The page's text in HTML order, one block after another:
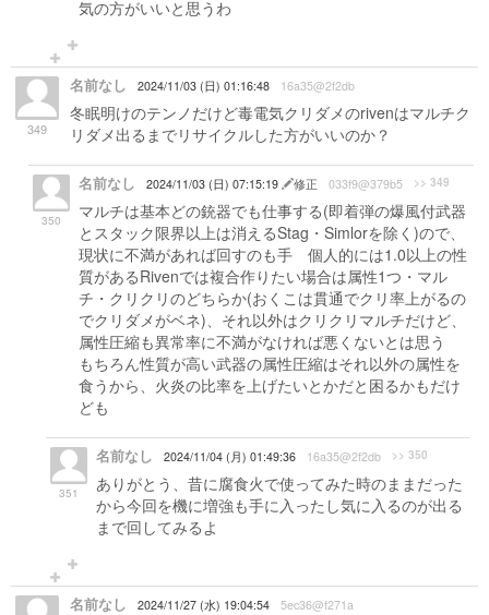
気の方がいいと思うわ
349
名前なし 2024/11/03 (日) 01:16:48 16a35@2f2db
冬眠明けのテンノだけど毒電気クリダメのrivenはマルチク
リダメ出るまでリサイクルした方がいいのか？
350
名前なし 2024/11/03 (日) 07:15:19 修正 033f9@379b5 >> 349
マルチは基本どの銃器でも仕事する(即着弾の爆風付武器
とスタック限界以上は消えるStag・Simlorを除く)ので、
現状に不満があれば回すのも手 個人的には1.0以上の性
質があるRivenでは複合作りたい場合は属性1つ・マル
チ・クリクリのどちらか(おくこは貫通でクリ率上がるの
でクリダメがベネ)、それ以外はクリクリマルチだけど、
属性圧縮も異常率に不満がなければ悪くないとは思う
もちろん性質が高い武器の属性圧縮はそれ以外の属性を
食うから、火炎の比率を上げたいとかだと困るかもだけ
ども
351
名前なし 2024/11/04 (月) 01:49:36 16a35@2f2db >> 350
ありがとう、昔に腐食火で使ってみた時のままだった
から今回を機に増強も手に入ったし気に入るのが出る
まで回してみるよ
名前なし 2024/11/27 (水) 19:04:54 5ec36@f271a